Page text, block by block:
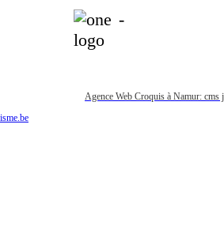
Agence Web Croquis à Namur: